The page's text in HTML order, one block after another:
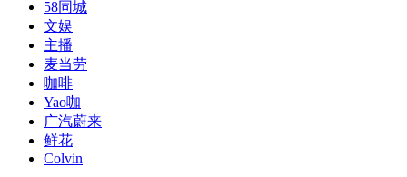
58同城
文娱
主播
麦当劳
咖啡
Yao咖
广汽蔚来
鲜花
Colvin